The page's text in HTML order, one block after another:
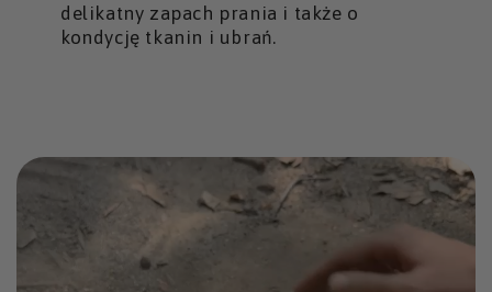
delikatny zapach prania i także o
kondycję tkanin i ubrań.